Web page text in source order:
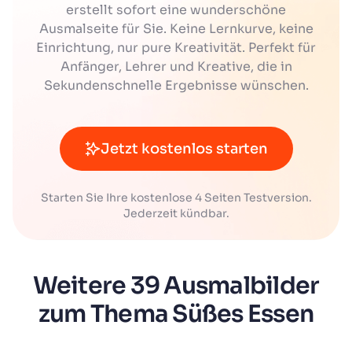
erstellt sofort eine wunderschöne
Ausmalseite für Sie. Keine Lernkurve, keine
Einrichtung, nur pure Kreativität. Perfekt für
Anfänger, Lehrer und Kreative, die in
Sekundenschnelle Ergebnisse wünschen.
Jetzt kostenlos starten
Starten Sie Ihre kostenlose 4 Seiten Testversion.
Jederzeit kündbar.
Weitere 39 Ausmalbilder
zum Thema Süßes Essen